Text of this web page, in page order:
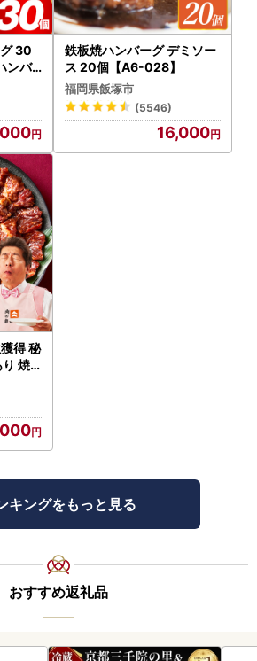
30
ンバ
なに
鉄板焼ハンバーグ デミソー
ス 20個【A6-028】
福岡県飯塚市
(5546)
16,000
得 秘
焼
キングをもっと見る
おすすめ返礼品